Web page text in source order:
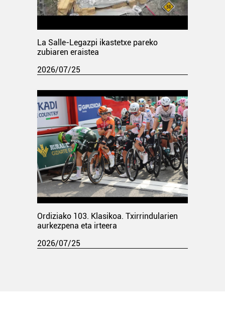
La Salle-Legazpi ikastetxe pareko
zubiaren eraistea
2026/07/25
Ordiziako 103. Klasikoa. Txirrindularien
aurkezpena eta irteera
2026/07/25